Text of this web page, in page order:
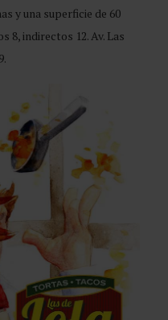
y una superficie de 60
8, indirectos 12. Av. Las